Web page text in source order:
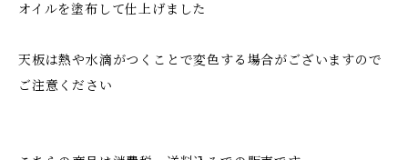
オイルを塗布して仕上げました
天板は熱や水滴がつくことで変色する場合がございますので
ご注意ください